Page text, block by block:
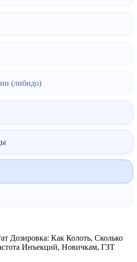
(либидо)
Дозировка: Как Колоть, Сколько
Инъекций, Новичкам, ГЗТ